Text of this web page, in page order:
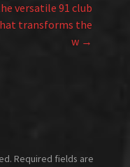
versatile 91 club
transforms the
w →
Required fields are